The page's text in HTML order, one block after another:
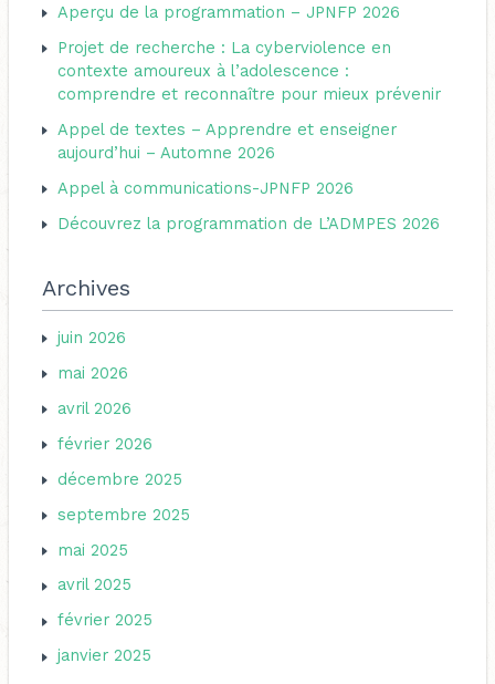
e
r
Aperçu de la programmation – JPNFP 2026
Projet de recherche : La cyberviolence en
contexte amoureux à l’adolescence :
comprendre et reconnaître pour mieux prévenir
Appel de textes – Apprendre et enseigner
aujourd’hui – Automne 2026
Appel à communications-JPNFP 2026
Découvrez la programmation de L’ADMPES 2026
Archives
juin 2026
mai 2026
avril 2026
février 2026
décembre 2025
septembre 2025
mai 2025
avril 2025
février 2025
janvier 2025
s